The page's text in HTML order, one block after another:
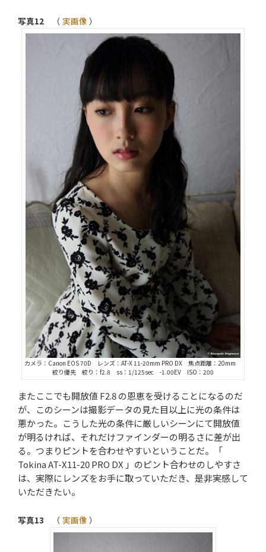
写真12 （ 実画像 ）
カメラ：Canon EOS 70D レンズ：AT-X 11-20mm PRO DX 焦点距離：20mm
絞り優先 絞り：f2.8 ss：1/125sec -1.00EV ISO：200
またここでも開放値 F2.8 の恩恵を受けることになるのだ
が、このシーンは撮影データの見た目以上に光の条件は
悪かった。こうした光の条件に厳しいシーンにて開放値
が明るければ、それだけファインダーの明るさに差が出
る。つまりピントを合わせやすいということだ。「
Tokina AT-X11-20 PRO DX 」のピント合わせのしやすさ
は、実際にレンズをお手に取っていただき、是非実感して
いただきたい。
写真13 （ 実画像 ）